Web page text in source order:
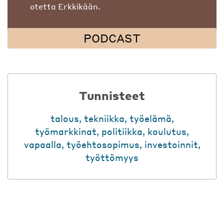
otetta Erkkikään.
PODCAST
Tunnisteet
talous, tekniikka, työelämä,
työmarkkinat, politiikka, koulutus,
vapaalla, työehtosopimus, investoinnit,
työttömyys